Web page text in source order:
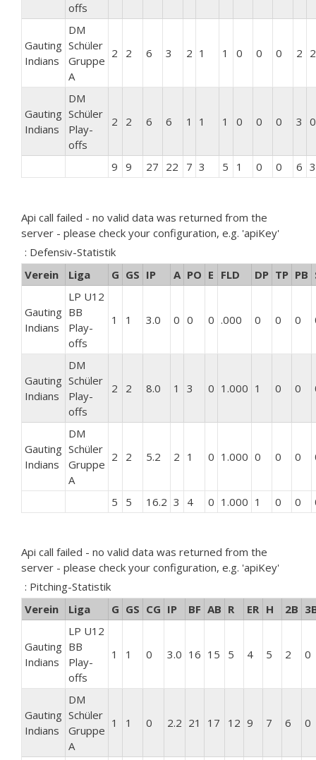
offs
Gauting
Indians
DM
Schüler
Gruppe
A
2 2 6 3 2 1 1 0 0 0 2 2
Gauting
Indians
DM
Schüler
Play-
offs
2 2 6 6 1 1 1 0 0 0 3 0
9 9 27 22 7 3 5 1 0 0 6 3
Api call failed - no valid data was returned from the
server - please check your configuration, e.g. 'apiKey'
: Defensiv-Statistik
Verein
Liga G GS IP A PO E FLD DP TP PB
Gauting
Indians
LP U12
BB
Play-
offs
1 1 3.0 0 0 0 .000 0 0 0
Gauting
Indians
DM
Schüler
Play-
offs
2 2 8.0 1 3 0 1.000 1 0 0
Gauting
Indians
DM
Schüler
Gruppe
A
2 2 5.2 2 1 0 1.000 0 0 0
5 5 16.2 3 4 0 1.000 1 0 0
Api call failed - no valid data was returned from the
server - please check your configuration, e.g. 'apiKey'
: Pitching-Statistik
Verein
Liga G GS CG IP BF AB R ER H 2B
Gauting
Indians
LP U12
BB
Play-
offs
1 1 0 3.0 16 15 5 4 5 2 0
Gauting
Indians
DM
Schüler
Gruppe
A
1 1 0 2.2 21 17 12 9 7 6 0